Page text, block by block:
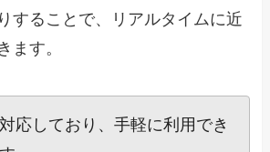
することで、リアルタイムに近
ます。
応しており、手軽に利用でき